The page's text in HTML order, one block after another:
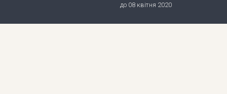
до 08 квітня 2020